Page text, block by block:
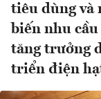
tiêu dùng và
biến nhu
tăng trưởng
triển điện